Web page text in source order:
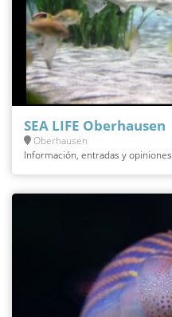
SEA LIFE Oberhausen
Oberhausen
Información, entradas y opiniones